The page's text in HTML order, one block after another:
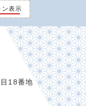
ン表示
目18番地